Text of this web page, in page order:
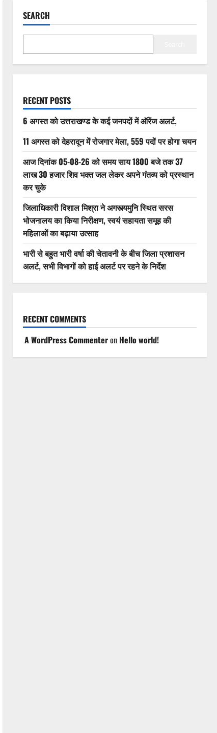
SEARCH
RECENT POSTS
6 अगस्त को उत्तराखण्ड के कई जनपदों में ऑरेंज अलर्ट,
11 अगस्त को देहरादून में रोजगार मेला, 559 पदों पर होगा चयन
आज दिनांक 05-08-26 को समय साय 1800 बजे तक 37
लाख 30 हजार शिव भक्त जल लेकर अपने गंतव्य को प्रस्थान
कर चुके
जिलाधिकारी विशाल मिश्रा ने अगस्त्यमुनि स्थित सरस
भोजनालय का किया निरीक्षण, स्वयं सहायता समूह की
महिलाओं का बढ़ाया उत्साह
भारी से बहुत भारी वर्षा की चेतावनी के बीच जिला प्रशासन
अलर्ट, सभी विभागों को हाई अलर्ट पर रहने के निर्देश
RECENT COMMENTS
A WordPress Commenteron Hello world!